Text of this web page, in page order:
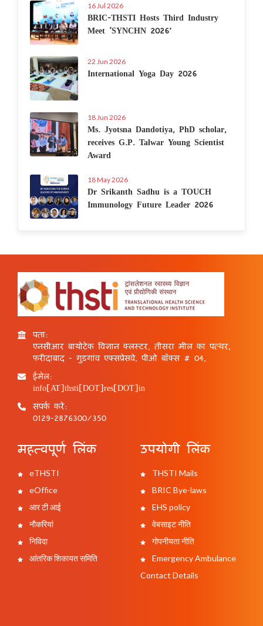
16 Jul 2026
BRIC-THSTI Hosts Third Industry
Meet ‘SYNCHN 2026’
22 Jun 2026
International Yoga Day 2026
18 Jun 2026
Ms. Jyotsna Dandotiya, PhD scholar,
receives G.P. Talwar Young Scientist
Award
18 May 2026
Dr Srikanth Sadhu is a TOUCH
Immunology Future Leader 2026
पता:
एनसीआर बायोटेक विज्ञान क्लस्टर, तीसरा मील का पत्थर,
फरीदाबाद - गुड़गांव एक्सप्रेसवे, पीओ बॉक्स # 04,
ईमेल:
info[AT]thsti[DOT]res[DOT]in
संपर्क करें:
0129-2876300/350
महत्वपूर्ण लिंक
eTHSTI
eOffice
आर टी आई
नौकरियां
निविदा
आंतरिक शिकायत समिति
उपयोगी लिंक
THSTI Mails
BRIC Bye-laws
EHS policy
वेबसाइट नीति
गोपनीयता नीति
Emergency Ambulance
Contact Details